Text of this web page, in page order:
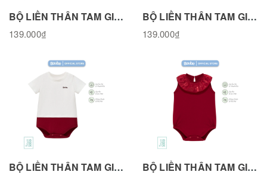
BỘ LIỀN THÂN TAM GIÁC, BODY CHIP CÚC BẤM VAI MÀU TRẮNG PHỐI NÂU, VẢI SỢI TRE BAMBOO BL201125BR
139.000₫
BỘ LIỀN THÂN TAM GIÁC, BODY CHIP CÚC BẤM VAI MÀU TRẮNG PHỐI XANH NAVY, VẢI SỢI TRE BAMBOO BL201125NAV
139.000₫
BỘ LIỀN THÂN TAM GIÁC, BODY CHIP CÚC BẤM VAI MÀU TRẮNG PHỐI ĐỎ ĐÔ, VẢI SỢI TRE BAMBOO BL201125RED BỘ LIỀN THÂN TAM GIÁC, BODY CHIP CỔ VOAN MÀU ĐỎ, VẢI COTTON TỰ NHIÊN BL191125RED